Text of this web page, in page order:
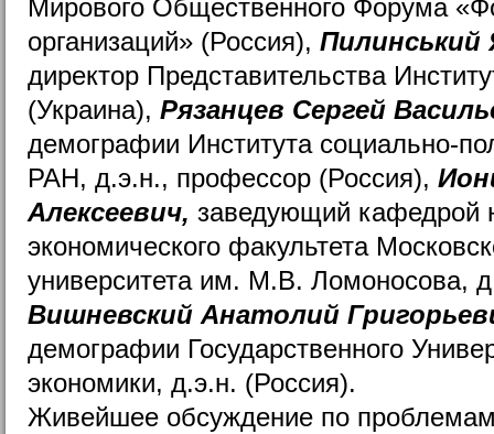
Мирового Общественного Форума
организаций» (Россия), Пилинський
директор Представительства
(Украина), Рязанцев Сергей
демографии Института социально-
РАН, д.э.н., профессор (Россия),
Алексеевич, заведующий кафедрой
экономического факультета
университета им. М.В. Ломоносова,
Вишневский Анатолий
демографии Государственного
экономики, д.э.н. (Россия).
Живейшее обсуждение по